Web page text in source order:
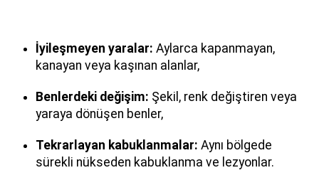
İyileşmeyen yaralar: Aylarca kapanmayan,
kanayan veya kaşınan alanlar,
Benlerdeki değişim: Şekil, renk değiştiren veya
yaraya dönüşen benler,
Tekrarlayan kabuklanmalar: Aynı bölgede
sürekli nükseden kabuklanma ve lezyonlar.